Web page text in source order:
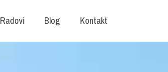
Radovi Blog Kontakt